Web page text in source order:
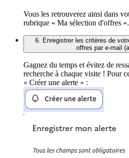
Vous les retrouverez ainsi dans
rubrique « Ma sélection d'offres ».
6. Enregistrer les critères de
offres par e-mail
Gagnez du temps et évitez de
recherche à chaque visite ! Pour
« Créer une alerte » :